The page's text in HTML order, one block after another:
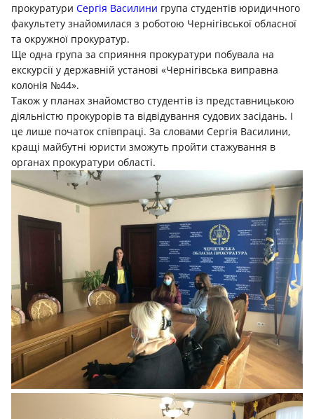
прокуратури Сергія Василини група студентів юридичного
факультету знайомилася з роботою Чернігівської обласної
та окружної прокуратур.
Ще одна група за сприяння прокуратури побувала на
екскурсії у державній установі «Чернігівська виправна
колонія №44».
Також у планах знайомство студентів із представницькою
діяльністю прокурорів та відвідування судових засідань. І
це лише початок співпраці. За словами Сергія Василини,
кращі майбутні юристи зможуть пройти стажування в
органах прокуратури області.